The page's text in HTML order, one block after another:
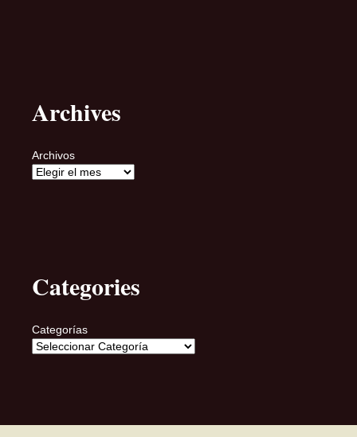
Archives
Archivos
Categories
Categorías